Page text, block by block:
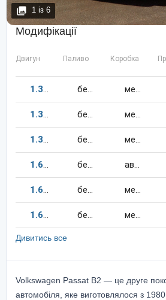
1 із 6
Модифікації
Двигун Паливо Коробка
1.355 бензин механіка
1.360 бензин механіка
1.360 бензин механіка
1.675 бензин автомат
1.675 бензин механіка
1.670 бензин механіка
Дивитись все
Volkswagen Passat B2 — це друге
автомобіля, яке виготовлялося з